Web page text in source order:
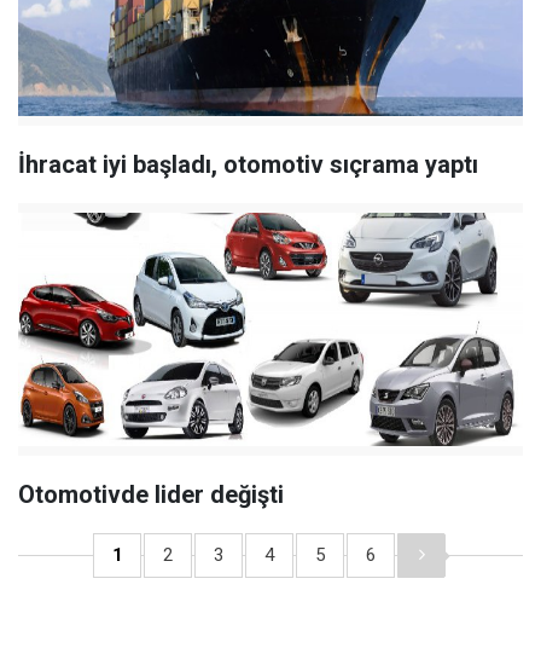
İhracat iyi başladı, otomotiv sıçrama yaptı
Otomotivde lider değişti
1 2 3 4 5 6